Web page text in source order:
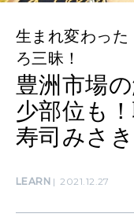
生まれ変わった
ろ三昧！
豊洲市場
少部位も
寿司みさき
LEARN 2021.12.27